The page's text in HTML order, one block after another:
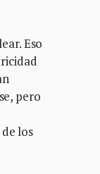
Eso
pero
los